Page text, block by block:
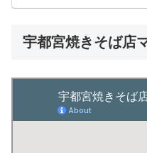
宇都宮焼きそば店